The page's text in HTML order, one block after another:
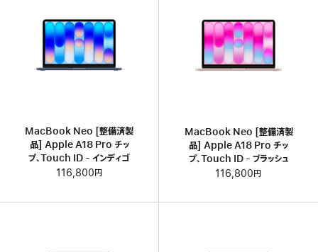
MacBook Neo [整備済製
品] Apple A18 Pro チッ
プ、Touch ID - インディゴ
116,800円
MacBook Neo [整備済製
品] Apple A18 Pro チッ
プ、Touch ID - ブラッシュ
116,800円